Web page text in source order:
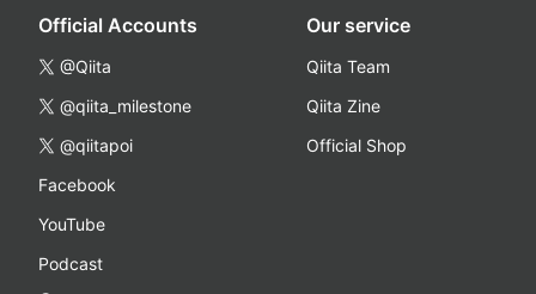
Official Accounts
@Qiita
@qiita_milestone
@qiitapoi
Facebook
YouTube
Podcast
Our service
Qiita Team
Qiita Zine
Official Shop